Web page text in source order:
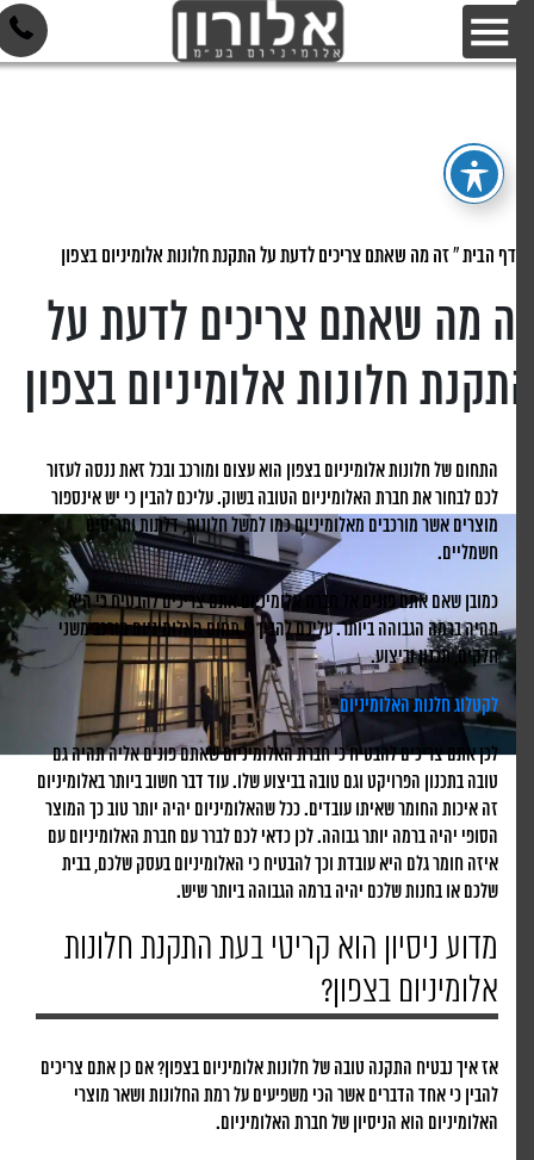
דף הבית»זה מה שאתם צריכים לדעת על התקנת חלונות אלומיניום בצפון
מה שאתם צריכים לדעת על
חלונות אלומיניום בצפון
התחום של חלונות אלומיניום בצפון הוא עצום ומורכב ובכל זאת ננסה לעזור
לכם לבחור את חברת האלומיניום הטובה בשוק. עליכם להבין כי יש אינספור
מוצרים אשר מורכבים מאלומיניום כמו למשל חלונות, דלתות ותריסים
חשמליים.
כמובן שאם אתם פונים אל חברת אלומיניום אתם צריכים להבטיח כי היא
תהיה ברמה הגבוהה ביותר. עליכם להבין כי תחום האלומיניום מורכב משני
חלקים, תכנון וביצוע.
לקטלוג חלנות האלומיניום
לכן אתם צריכים להבטיח כי חברת האלומיניום שאתם פונים אליה תהיה גם
טובה בתכנון הפרויקט וגם טובה בביצוע שלו. עוד דבר חשוב ביותר באלומיניום
זה איכות החומר שאיתו עובדים. ככל שהאלומיניום יהיה יותר טוב כך המוצר
הסופי יהיה ברמה יותר גבוהה. לכן כדאי לכם לברר עם חברת האלומיניום עם
איזה חומר גלם היא עובדת וכך להבטיח כי האלומיניום בעסק שלכם, בבית
שלכם או בחנות שלכם יהיה ברמה הגבוהה ביותר שיש.
מדוע ניסיון הוא קריטי בעת התקנת חלונות
אלומיניום בצפון?
אז איך נבטיח התקנה טובה של חלונות אלומיניום בצפון? אם כן אתם צריכים
להבין כי אחד הדברים אשר הכי משפיעים על רמת החלונות ושאר מוצרי
האלומיניום הוא הניסיון של חברת האלומיניום.